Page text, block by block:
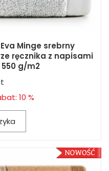
Eva Minge srebrny
ręcznika z napisami
g/m2
10 %